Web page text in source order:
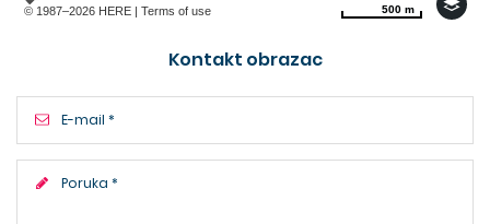
© 1987–2026 HERE | Terms of use 500 m
500 m
Kontakt obrazac